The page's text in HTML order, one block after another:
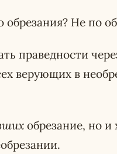
Не по
праведности
верующих в
обрезание, но